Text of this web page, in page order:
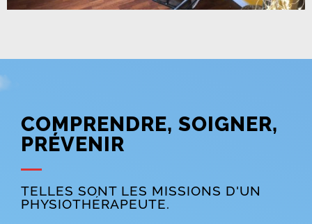
COMPRENDRE, SOIGNER,
PRÉVENIR
TELLES SONT LES MISSIONS D'UN
PHYSIOTHÉRAPEUTE.